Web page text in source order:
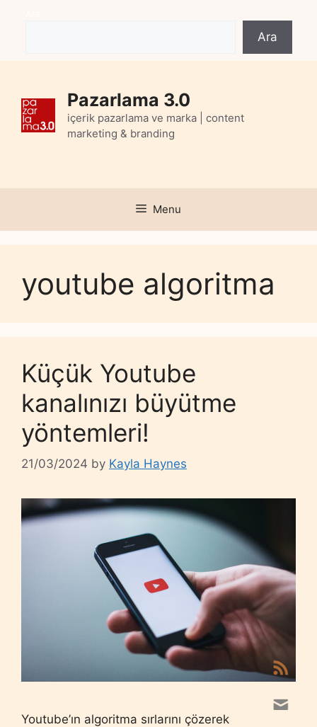
Ara
Pazarlama 3.0
içerik pazarlama ve marka | content
marketing & branding
Menu
youtube algoritma
Küçük Youtube
kanalınızı büyütme
yöntemleri!
21/03/2024 by Kayla Haynes
Youtube’ın algoritma sırlarını çözerek